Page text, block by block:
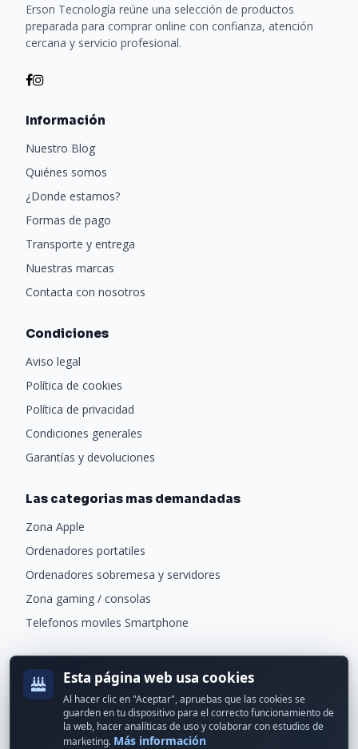
Erson Tecnología reúne una selección de productos
preparada para comprar online con confianza, atención
cercana y servicio profesional.
Información
Nuestro Blog
Quiénes somos
¿Donde estamos?
Formas de pago
Transporte y entrega
Nuestras marcas
Contacta con nosotros
Condiciones
Aviso legal
Política de cookies
Política de privacidad
Condiciones generales
Garantías y devoluciones
Las categorias mas demandadas
Zona Apple
Ordenadores portatiles
Ordenadores sobremesa y servidores
Zona gaming / consolas
Telefonos moviles Smartphone
Recibe ofertas exclusivas y novedades.
Esta página web usa cookies
Al hacer clic en "Aceptar", apruebas que las cookies se
guarden en tu dispositivo para el correcto funcionamiento de
la web, hacer analíticas de uso y colaborar con estudios de
marketing. Más información